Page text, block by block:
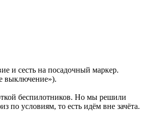
и сесть на посадочный маркер.
выключение»).
беспилотников. Но мы решили
по условиям, то есть идём вне зачёта.